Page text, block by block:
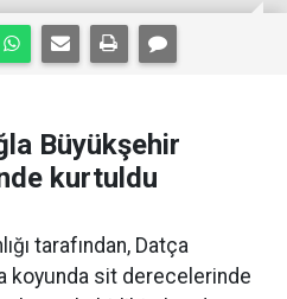
Büyükşehir
kurtuldu
tarafından, Datça
koyunda sit derecelerinde